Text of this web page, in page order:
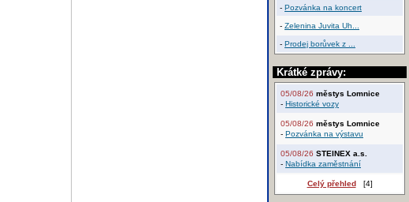
- Pozvánka na koncert
- Zelenina Juvita Uh...
- Prodej borůvek z ...
Krátké zprávy:
05/08/26 městys Lomnice
- Historické vozy
05/08/26 městys Lomnice
- Pozvánka na výstavu
05/08/26 STEINEX a.s.
- Nabídka zaměstnání
Celý přehled[4]